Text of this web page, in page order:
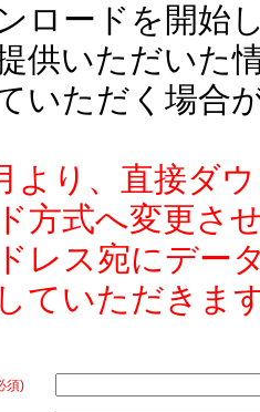
ロードを開始
供いただいた
いただく場合
より、直接ダ
方式へ変更さ
レス宛にデー
ていただきま
須)